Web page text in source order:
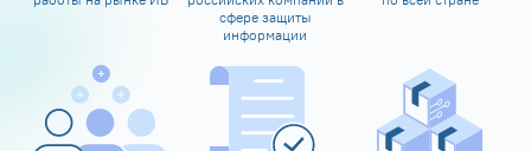
сфере защиты
информации